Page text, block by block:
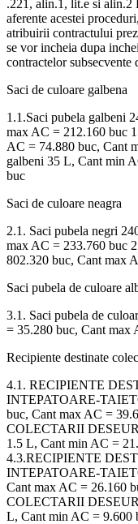
.221, alin.1, lit.e si alin.2
aferente acestei
atribuirii contractului
se vor incheia dupa
contractelor subsecvente
Saci de culoare galbena
1.1.Saci pubela galbeni
max AC = 212.160 buc
AC = 74.880 buc, Cant
galbeni 35 L, Cant min
buc
Saci de culoare neagra
2.1. Saci pubela negri
max AC = 233.760 buc
802.320 buc, Cant max
Saci pubela de culoare
3.1. Saci pubela de
= 35.280 buc, Cant max
Recipiente destinate
4.1. RECIPIENTE
INTEPATOARE-
buc, Cant max AC =
COLECTARII
1.5 L, Cant min AC =
4.3.RECIPIENTE
INTEPATOARE-
Cant max AC = 26.160
COLECTARII
L, Cant min AC = 9.600